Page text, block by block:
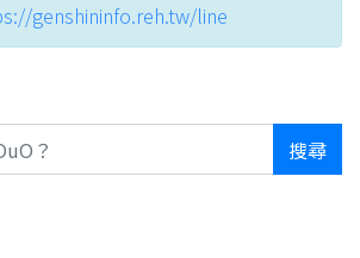
genshininfo.reh.tw/line
搜尋